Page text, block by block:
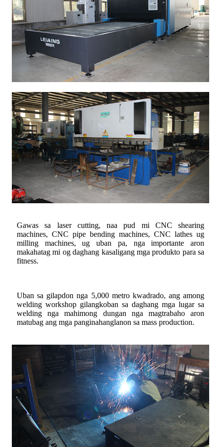
Gawas sa laser cutting, naa pud mi CNC shearing
machines, CNC pipe bending machines, CNC lathes ug
milling machines, ug uban pa, nga importante aron
makahatag mi og daghang kasaligang mga produkto para sa
fitness.
Uban sa gilapdon nga 5,000 metro kwadrado, ang among
welding workshop gilangkoban sa daghang mga lugar sa
welding nga mahimong dungan nga magtrabaho aron
matubag ang mga panginahanglanon sa mass production.